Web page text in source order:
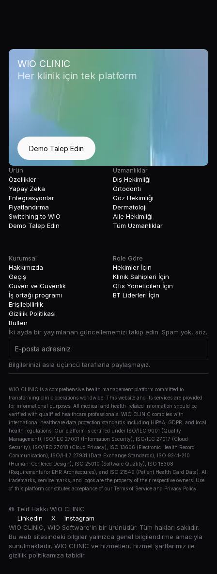
WIO CLINIC
Her klinik için tek platform
Demo Talep Edin
Ürün
Özellikler
Yapay Zeka
Entegrasyonlar
Fiyatlandırma
Switching to WIO
Demo Talep Edin
Uzmanlıklar
Diş Hekimliği
Ortodonti
Göz Hekimliği
Dermatoloji
Aile Hekimliği
Tüm Uzmanlıklar
Kurumsal
Hakkımızda
Geçiş
Güven ve Güvenlik
İş ortağı programı
Erişilebilirlik
Gizlilik Politikası
Role Göre
Hekimler İçin
Klinik Sahipleri İçin
Ofis Yöneticileri İçin
BT Liderleri İçin
Bülten
İki ayda bir yayımlanan güncellememizi takip edin. Spam yok, söz.
Bilgilerinizi asla üçüncü taraflarla paylaşmayız.
WIO CLINIC is a comprehensive health management platform committed to
transforming clinic operations worldwide. This website and its services are provided
for informational purposes. All medical and health-related information should be
verified with qualified healthcare professionals. WIO CLINIC complies with
international healthcare data protection standards including HIPAA, GDPR, and local
health regulations. Our platform is certified under ISO/IEC 9001 (Quality
Management), ISO/IEC 27001 (Information Security), ISO/IEC 27017 (Cloud
Security), ISO/IEC 27018 (Cloud Privacy), ISO 13606 (Electronic Health Record
Communication), ISO/HL7 27931 (Data Exchange Standards), ISO 9241-210
(Human-Centered Design), ISO 25010 (Software Quality), ISO 18308
(Requirements for EHR Architectures), and ISO 21549 (Patient Health Card Data). All
trademarks, service marks, and logos are the property of their respective owners. Use
of this platform constitutes acceptance of our Terms of Service and Privacy Policy.
© Telif Hakkı WIO CLINIC
Linkedin
X
Instagram
WIO CLINIC, WIO Software'in bir ürünüdür. Tüm hakları saklıdır.
Bu web sitesindeki bilgiler yalnızca genel bilgilendirme amacıyla
sunulmaktadır. WIO CLINIC ve hizmetleri, hizmet şartlarımız ile
gizlilik politikamıza tabidir.